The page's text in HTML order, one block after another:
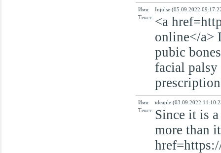
Имя:
Injulse (05.09.2022
Текст: <a
online</a>
pubic
facial
Имя:
ideaple (03.09.2022
Текст: Since it is
more than